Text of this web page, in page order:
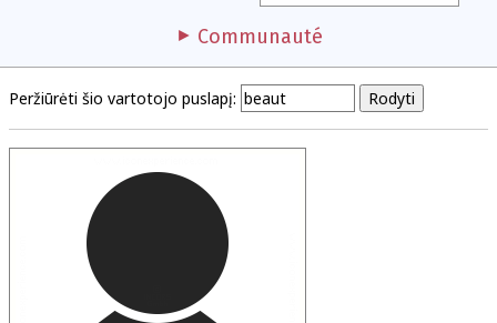
Communauté
Peržiūrėti šio vartotojo puslapį: